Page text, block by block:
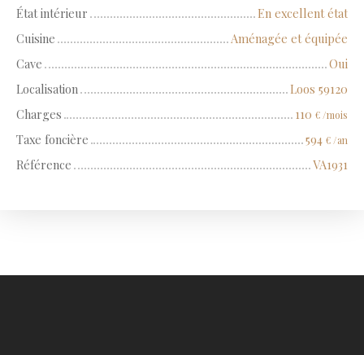
État intérieur
En excellent état
Cuisine
Aménagée et équipée
Cave
Oui
Localisation
Loos 59120
Charges
110 € /mois
Taxe foncière 594 € /an
Référence VA1931